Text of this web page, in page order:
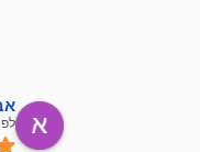
לפני 6